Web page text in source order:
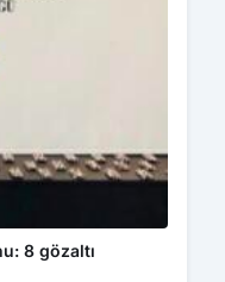
8 gözaltı